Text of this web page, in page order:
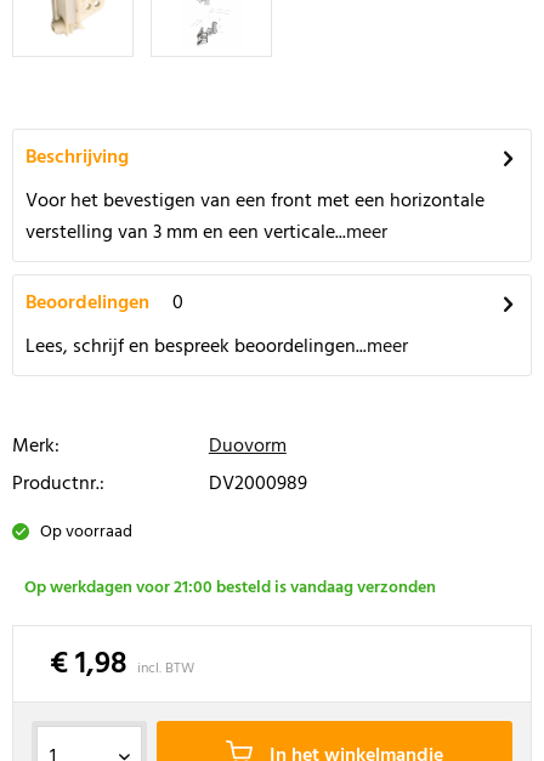
Beschrijving
Voor het bevestigen van een front met een horizontale
verstelling van 3 mm en een verticale...meer
Beoordelingen
0
Lees, schrijf en bespreek beoordelingen...meer
Merk:
Duovorm
Productnr.:
DV2000989
Op voorraad
Op werkdagen voor 21:00 besteld is vandaag verzonden
€ 1,98 incl. BTW